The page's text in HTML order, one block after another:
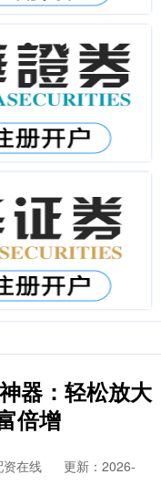
器：轻松放大
倍增
在线
更新：2026-